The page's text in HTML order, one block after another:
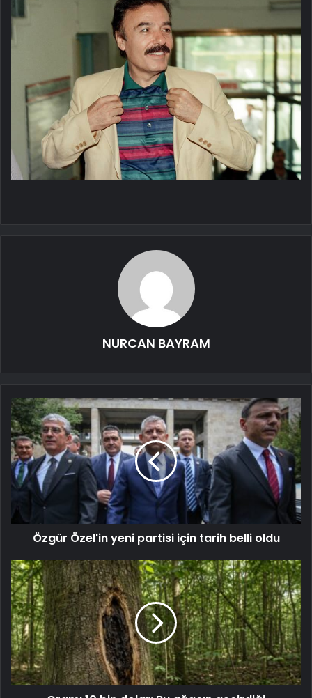
NURCAN BAYRAM
Özgür Özel'in yeni partisi için tarih belli oldu